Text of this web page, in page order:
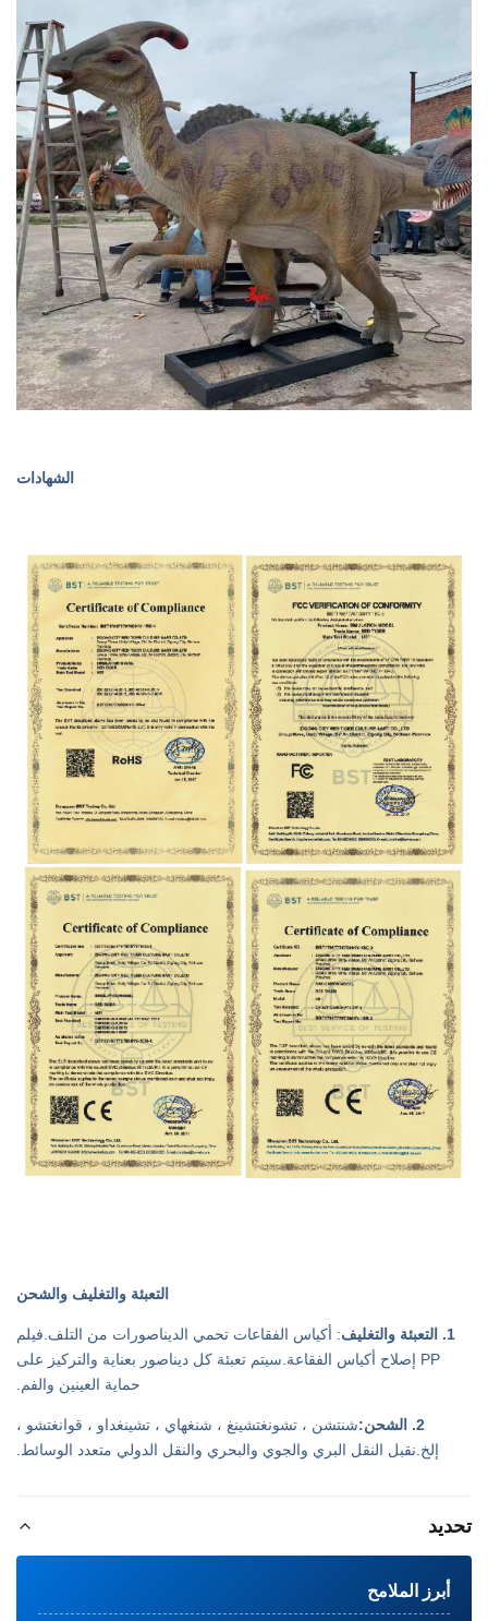
الشهادات
التعبئة والتغليف والشحن
1. التعبئة والتغليف
: أكياس الفقاعات تحمي الديناصورات من التلف.فيلم
PP إصلاح أكياس الفقاعة.سيتم تعبئة كل ديناصور بعناية والتركيز على
حماية العينين والفم.
2. الشحن:
شنتشن ، تشونغتشينغ ، شنغهاي ، تشينغداو ، قوانغتشو ،
إلخ.نقبل النقل البري والجوي والبحري والنقل الدولي متعدد الوسائط.
تحديد
أبرز الملامح